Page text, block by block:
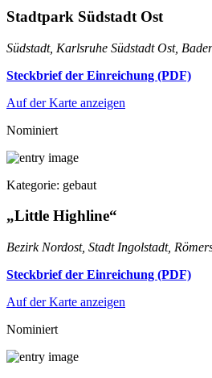
Stadtpark Südstadt Ost
Südstadt, Karlsruhe Südstadt Ost,
Steckbrief der Einreichung (PDF)
Auf der Karte anzeigen
Nominiert
Kategorie: gebaut
„Little Highline“
Bezirk Nordost, Stadt Ingolstadt,
Steckbrief der Einreichung (PDF)
Auf der Karte anzeigen
Nominiert